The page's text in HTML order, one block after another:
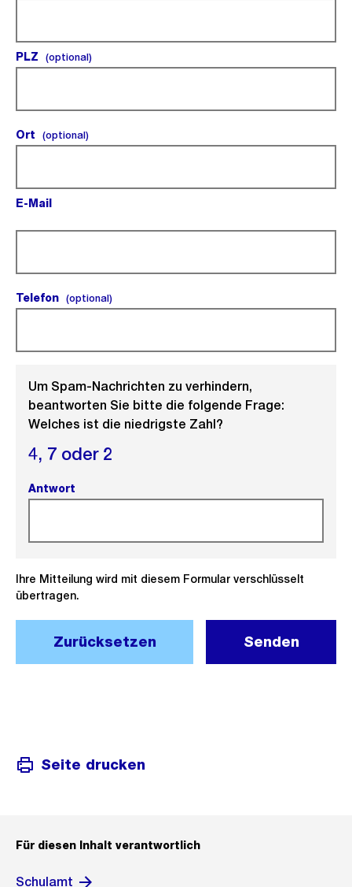
PLZ (optional)(optional).
Ort (optional)(optional).
E-Mail
Telefon (optional)(optional).
Um Spam-Nachrichten zu verhindern,
beantworten Sie bitte die folgende Frage:
Welches ist die niedrigste Zahl?
4, 7 oder 2
Antwort
Ihre Mitteilung wird mit diesem Formular verschlüsselt
übertragen.
Zurücksetzen Senden
Seite drucken
Für diesen Inhalt verantwortlich
Schulamt